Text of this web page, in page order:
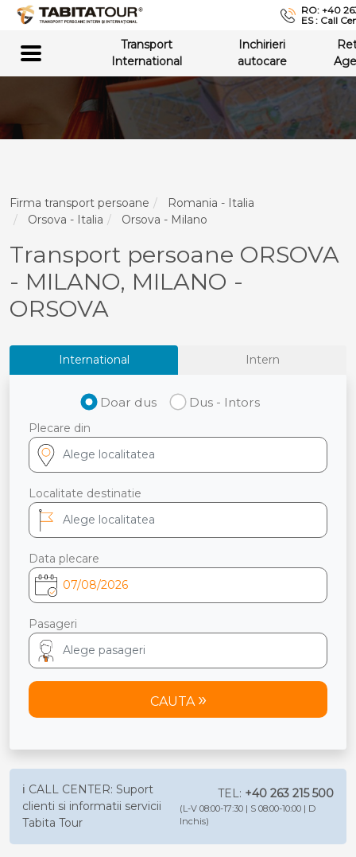
RO: +40
ES : Call
Transport
International
Inchirieri
autocare
Firma transport persoane
Romania - Italia
Orsova - Italia
Orsova - Milano
Transport persoane ORSOVA
- MILANO, MILANO -
ORSOVA
International Intern
Doar dus Dus - Intors
Plecare din
Localitate destinatie
Data plecare
Pasageri
CAUTA
ℹ️ CALL CENTER: Suport
clienti si informatii servicii
Tabita Tour
TEL: +40 263 215 500
(L-V 08:00-17:30 | S 08:00-10:00 | D
Inchis)